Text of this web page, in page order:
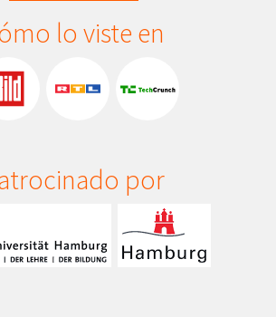
lo viste en
por